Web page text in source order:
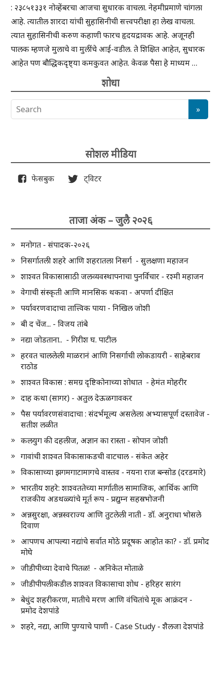
: २३८५१३३१ नोव्हेंबरचा आजचा सुधारक वाचला. नेहमीप्रमाणे चांगला
आहे. त्यातील शारदा यांची सुहासिनीची सत्त्वपरीक्षा हा लेख वाचला.
त्यात सुहासिनीची करुण कहाणी फारच हृदयद्रावक आहे. अजूनही
पालक म्हणजे मुलाचे वा मुलींचे आई-वडील. ते शिक्षित आहेत, सुधारक
आहेत पण बौद्धिकदृष्ट्या कमकुवत आहेत. केवळ पैसा हे माध्यम …
शोधा
सोशल मीडिया
फेसबुक ट्विटर
ताजा अंक – जुलै २०२६
मनोगत - संपादक-२०२६
निसर्गातली शहरे आणि शहरातला निसर्ग - सुलक्षणा महाजन
शाश्वत विकासासाठी जलव्यवस्थापनाचा पुनर्विचार - रश्मी महाजन
वेगाची संस्कृती आणि मानसिक थकवा - अपर्णा दीक्षित
पर्यावरणवादाचा तात्त्विक पाया - निखिल जोशी
बी द चेंज... - विजय तांबे
नद्या जोडताना.. - गिरीश घ. पाटील
हरवत चाललेली माळरानं आणि निसर्गाची लोकडायरी - साहेबराव
राठोड
शाश्वत विकास : समग्र दृष्टिकोनाच्या शोधात - हेमंत मोहरीर
दाह कथा (सागर) - अतुल देऊळगावकर
पैस पर्यावरणसंवादाचा : संदर्भमूल्य असलेला अभ्यासपूर्ण दस्तावेज -
सतीश लळीत
कलयुग की दहलीज, अज्ञान का रास्ता - सोपान जोशी
गावांची शाश्वत विकासाकडची वाटचाल - संकेत अहेर
विकासाच्या झगमगाटामागचे वास्तव - नयना राज बन्सोड (दरडमारे)
भारतीय शहरे: शाश्वततेच्या मार्गातील सामाजिक, आर्थिक आणि
राजकीय अडथळ्यांचे मूर्त रूप - प्रद्युम्न सहस्रभोजनी
अन्नसुरक्षा, अन्नस्वराज्य आणि तुटलेली नाती - डॉ. अनुराधा भोसले
दिवाण
आपणच आपल्या नद्यांचे सर्वात मोठे प्रदूषक आहोत का? - डॉ. प्रमोद
मोघे
जीडीपीच्या देवाचे पितळ! - अनिकेत मोताळे
जीडीपीपलीकडील शाश्वत विकासाचा शोध - हरिहर सारंग
बेधुंद शहरीकरण, मातीचे मरण आणि वंचितांचे मूक आक्रंदन -
प्रमोद देशपांडे
शहरे, नद्या, आणि पुण्याचे पाणी - Case Study - शैलजा देशपांडे